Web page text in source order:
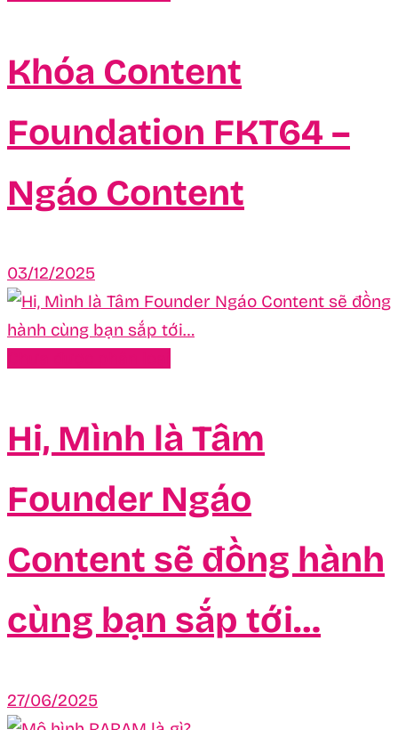
Khóa Content
Foundation FKT64 –
Ngáo Content
03/12/2025
Hi, Mình là Tâm
Founder Ngáo
Content sẽ đồng hành
cùng bạn sắp tới…
27/06/2025